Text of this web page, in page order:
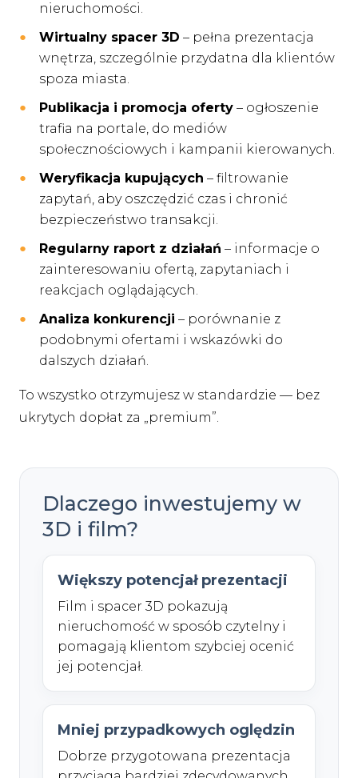
nieruchomości.
Wirtualny spacer 3D – pełna prezentacja
wnętrza, szczególnie przydatna dla klientów
spoza miasta.
Publikacja i promocja oferty – ogłoszenie
trafia na portale, do mediów
społecznościowych i kampanii kierowanych.
Weryfikacja kupujących – filtrowanie
zapytań, aby oszczędzić czas i chronić
bezpieczeństwo transakcji.
Regularny raport z działań – informacje o
zainteresowaniu ofertą, zapytaniach i
reakcjach oglądających.
Analiza konkurencji – porównanie z
podobnymi ofertami i wskazówki do
dalszych działań.
To wszystko otrzymujesz w standardzie — bez
ukrytych dopłat za „premium”.
Dlaczego inwestujemy w
3D i film?
Większy potencjał prezentacji
Film i spacer 3D pokazują
nieruchomość w sposób czytelny i
pomagają klientom szybciej ocenić
jej potencjał.
Mniej przypadkowych oględzin
Dobrze przygotowana prezentacja